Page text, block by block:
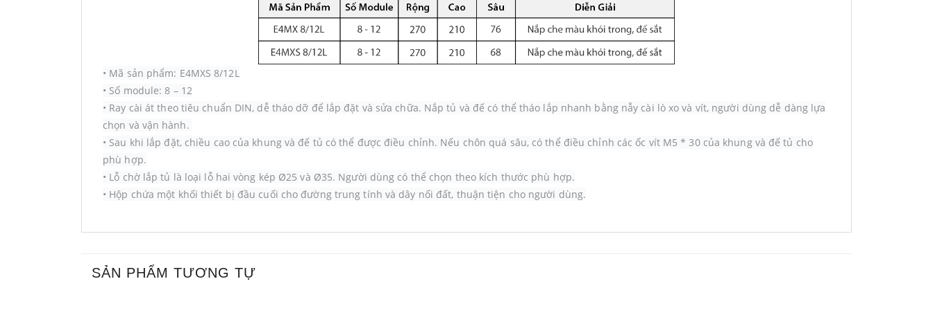
• Mã sản phẩm: E4MXS 8/12L
• Số module: 8 – 12
• Ray cài át theo tiêu chuẩn DIN, dễ tháo dỡ để lắp đặt và sửa chữa. Nắp tủ và đế có thể tháo lắp nhanh bằng nẫy cài lò xo và vít, người dùng dễ dàng lựa
chọn và vận hành.
• Sau khi lắp đặt, chiều cao của khung và đế tủ có thể được điều chỉnh. Nếu chôn quá sâu, có thể điều chỉnh các ốc vít M5 * 30 của khung và đế tủ cho
phù hợp.
• Lỗ chờ lắp tủ là loại lỗ hai vòng kép Ø25 và Ø35. Người dùng có thể chọn theo kích thước phù hợp.
• Hộp chứa một khối thiết bị đầu cuối cho đường trung tính và dây nối đất, thuận tiện cho người dùng.
SẢN PHẨM TƯƠNG TỰ